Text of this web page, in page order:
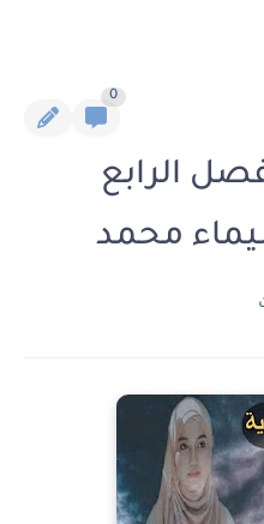
0
الرابع